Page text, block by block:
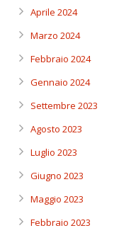
Aprile 2024
Marzo 2024
Febbraio 2024
Gennaio 2024
Settembre 2023
Agosto 2023
Luglio 2023
Giugno 2023
Maggio 2023
Febbraio 2023